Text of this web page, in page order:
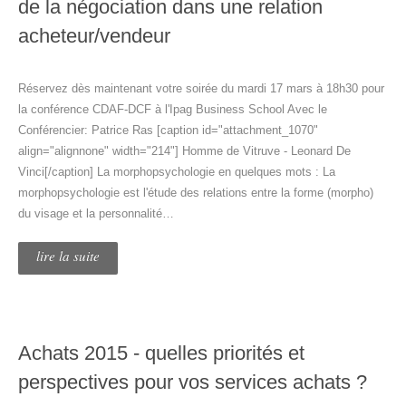
de la négociation dans une relation
acheteur/vendeur
Réservez dès maintenant votre soirée du mardi 17 mars à 18h30 pour
la conférence CDAF-DCF à l'Ipag Business School Avec le
Conférencier: Patrice Ras [caption id="attachment_1070"
align="alignnone" width="214"] Homme de Vitruve - Leonard De
Vinci[/caption] La morphopsychologie en quelques mots : La
morphopsychologie est l'étude des relations entre la forme (morpho)
du visage et la personnalité…
lire la suite
Achats 2015 - quelles priorités et
perspectives pour vos services achats ?